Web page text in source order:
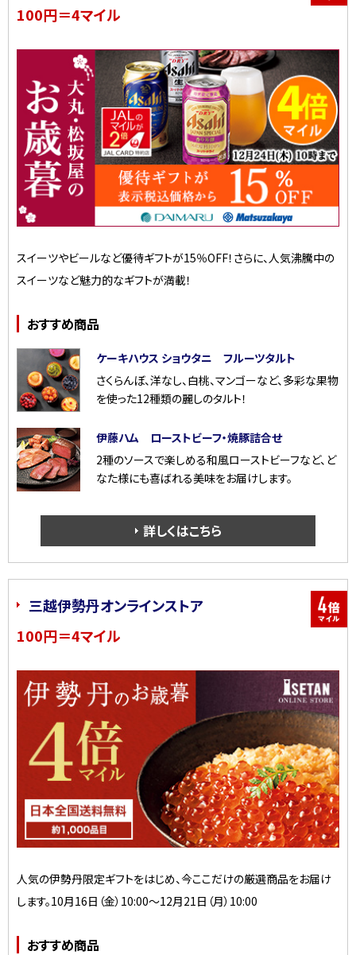
100円＝4マイル
スイーツやビールなど優待ギフトが15％OFF！さらに、人気沸騰中の
スイーツなど魅力的なギフトが満載！
おすすめ商品
ケーキハウス ショウタニ フルーツタルト
さくらんぼ、洋なし、白桃、マンゴーなど、多彩な果物
を使った12種類の麗しのタルト！
伊藤ハム ローストビーフ・焼豚詰合せ
2種のソースで楽しめる和風ローストビーフなど、ど
なた様にも喜ばれる美味をお届けします。
詳しくはこちら
三越伊勢丹オンラインストア
100円＝4マイル
人気の伊勢丹限定ギフトをはじめ、今ここだけの厳選商品をお届け
します。10月16日（金）10:00～12月21日（月）10:00
おすすめ商品